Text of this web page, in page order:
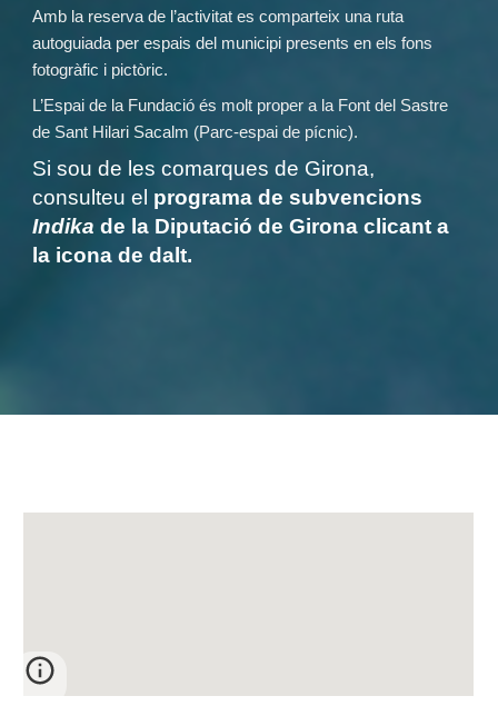
Amb la reserva de l’activitat es comparteix una ruta
autoguiada per espais del municipi presents en els fons
fotogràfic i pictòric.
L’Espai de la Fundació és molt proper a la Font del Sastre
de Sant Hilari Sacalm (Parc-espai de pícnic).
Si sou de les comarques de Girona,
consulteu el programa de subvencions
Indikade la Diputació de Girona clicant a
la icona de dalt.